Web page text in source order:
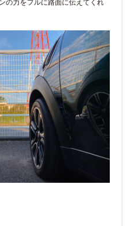
の力をフルに路面に伝えてくれ